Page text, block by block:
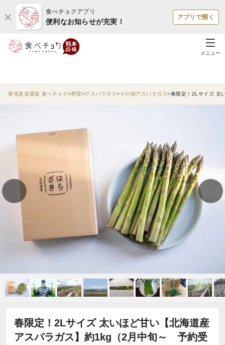
食べチョクアプリ
便利なお知らせが充実！
アプリで開く
メニュー
産地直送通販 食べチョク 野菜 アスパラガス その他アスパラガス 春限定！2Lサイズ 太
春限定！2Lサイズ 太いほど甘い【北海道産
アスパラガス】約1kg（2月中旬～ 予約受